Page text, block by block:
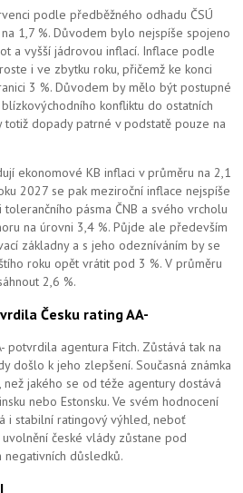
podle předběžného odhadu ČSÚ
1,7 %. Důvodem bylo nejspíše spojeno
a vyšší jádrovou inflací. Inflace podle
i ve zbytku roku, přičemž ke konci
3 %. Důvodem by mělo být postupné
konfliktu do ostatních
totiž dopady patrné v podstatě pouze na
ekonomové KB inflaci v průměru na 2,1
2027 se pak meziroční inflace nejspíše
pásma ČNB a svého vrcholu
na úrovni 3,4 %. Půjde ale především
základny a s jeho odezníváním by se
roku opět vrátit pod 3 %. V průměru
2,6 %.
Česku rating AA-
potvrdila agentura Fitch. Zůstává tak na
došlo k jeho zlepšení. Současná známka
jakého se od téže agentury dostává
nebo Estonsku. Ve svém hodnocení
i stabilní ratingový výhled, neboť
české vlády zůstane pod
negativních důsledků.